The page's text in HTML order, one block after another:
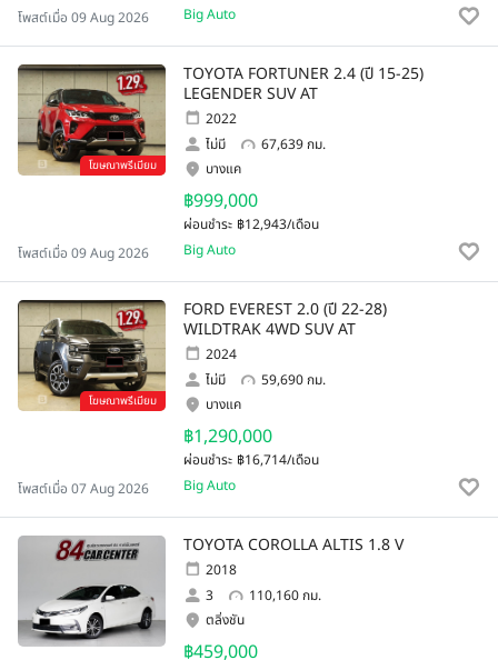
โพสต์เมื่อ 09 Aug 2026 Big Auto
โฆษณาพรีเมียม
TOYOTA FORTUNER 2.4 (ปี 15-25)
LEGENDER SUV AT
2022
ไม่มี
67,639 กม.
฿999,000
ผ่อนชำระ ฿12,943/เดือน
บางแค
โพสต์เมื่อ 09 Aug 2026 Big Auto
โฆษณาพรีเมียม
FORD EVEREST 2.0 (ปี 22-28)
WILDTRAK 4WD SUV AT
2024
ไม่มี
59,690 กม.
฿1,290,000
ผ่อนชำระ ฿16,714/เดือน
บางแค
โพสต์เมื่อ 07 Aug 2026 Big Auto
TOYOTA COROLLA ALTIS 1.8 V
2018
3
110,160 กม.
฿459,000
ตลิ่งชัน